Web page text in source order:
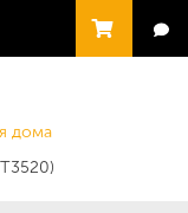
дома